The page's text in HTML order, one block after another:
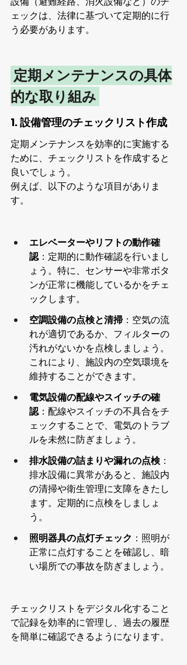
ェックは、法律に基づいて定期的に行
う必要があります。
的な取り組み
1. 設備管理のチェックリスト作成
定期メンテナンスを効率的に実施する
ために、チェックリストを作成すると
良いでしょう。
例えば、以下のような項目がありま
す。
エレベーターやリフトの動作確
認：定期的に動作確認を行いまし
ょう。特に、センサーや非常ボタ
ンが正常に機能しているかをチェ
ックします。
空調設備の点検と清掃 ：空気の流
れが適切であるか、フィルターの
汚れがないかを点検しましょう。
これにより、施設内の空気環境を
維持することができます。
電気設備の配線やスイッチの確
認：配線やスイッチの不具合をチ
ェックすることで、電気のトラブ
ルを未然に防ぎましょう。
排水設備の詰まりや漏れの点検：
排水設備に異常があると、施設内
の清掃や衛生管理に支障をきたし
ます。定期的に点検をしましょ
う。
照明器具の点灯チェック ：照明が
正常に点灯することを確認し、暗
い場所での事故を防ぎましょう。
チェックリストをデジタル化すること
で記録を効率的に管理し、過去の履歴
を簡単に確認できるようになります。